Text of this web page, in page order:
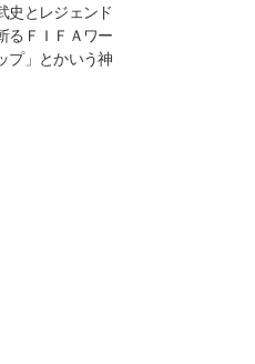
史とレジェンド
るＦＩＦＡワー
プ」とかいう神